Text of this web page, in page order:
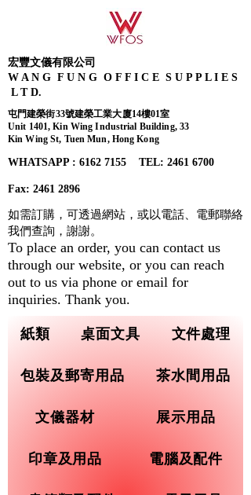
宏豐文儀有限公司
W A N G F U N G O F F I C E S U P P L I E S
L T D.
屯門建榮街33號建榮工業大廈14樓01室
Unit 1401, Kin Wing Industrial Building, 33
Kin Wing St, Tuen Mun, Hong Kong
WHATSAPP : 6162 7155​ TEL: 2461 6700
Fax: 2461 2896
紙類 桌面文具 文件處理
包裝及郵寄用品 茶水間用品
文儀器材 展示用品
印章及用品 電腦及配件
如需訂購，可透過網站，或以電話、電郵聯絡
我們查詢， 謝謝。
To place an order, you can contact us
through our website, or you can reach
out to us via phone or email for
inquiries. Thank you.